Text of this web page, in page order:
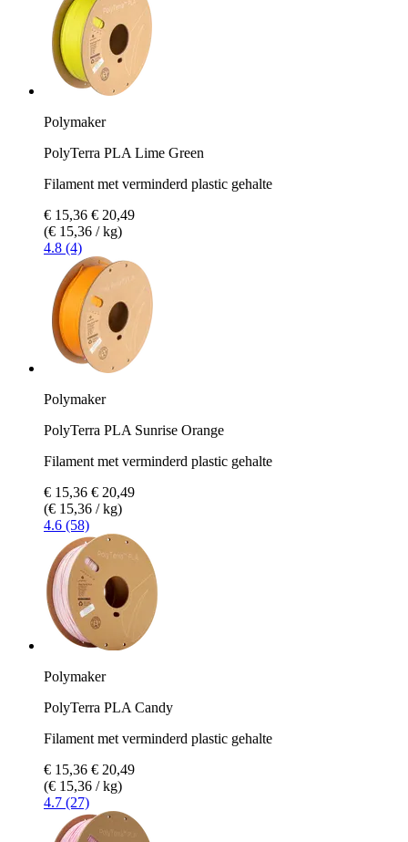
Polymaker
PolyTerra PLA Lime Green
Filament met verminderd plastic gehalte
€ 15,36 € 20,49
(€ 15,36 / kg)
4.8 (4)
Polymaker
PolyTerra PLA Sunrise Orange
Filament met verminderd plastic gehalte
€ 15,36 € 20,49
(€ 15,36 / kg)
4.6 (58)
Polymaker
PolyTerra PLA Candy
Filament met verminderd plastic gehalte
€ 15,36 € 20,49
(€ 15,36 / kg)
4.7 (27)